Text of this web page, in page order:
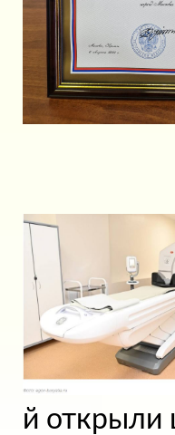
й открыли